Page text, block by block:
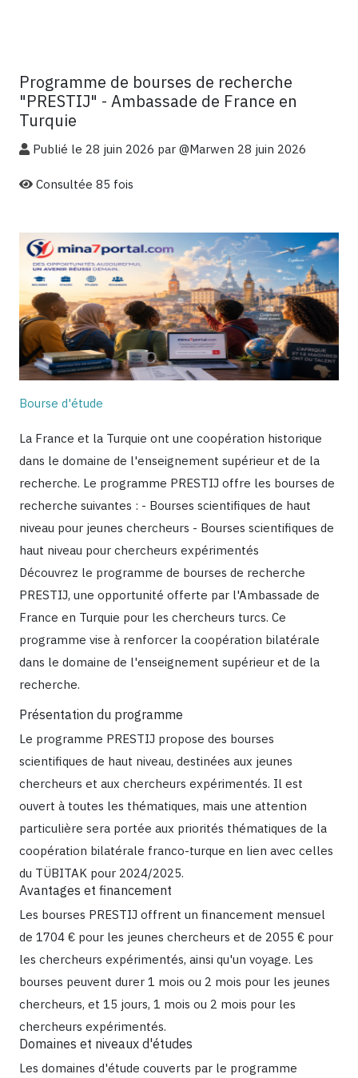
Programme de bourses de recherche
"PRESTIJ" - Ambassade de France en
Turquie
Publié le 28 juin 2026 par @Marwen 28 juin 2026
Consultée 85 fois
Bourse d'étude
La France et la Turquie ont une coopération historique
dans le domaine de l'enseignement supérieur et de la
recherche. Le programme PRESTIJ offre les bourses de
recherche suivantes : - Bourses scientifiques de haut
niveau pour jeunes chercheurs - Bourses scientifiques de
haut niveau pour chercheurs expérimentés
Découvrez le programme de bourses de recherche
PRESTIJ, une opportunité offerte par l'Ambassade de
France en Turquie pour les chercheurs turcs. Ce
programme vise à renforcer la coopération bilatérale
dans le domaine de l'enseignement supérieur et de la
recherche.
Présentation du programme
Le programme PRESTIJ propose des bourses
scientifiques de haut niveau, destinées aux jeunes
chercheurs et aux chercheurs expérimentés. Il est
ouvert à toutes les thématiques, mais une attention
particulière sera portée aux priorités thématiques de la
coopération bilatérale franco-turque en lien avec celles
du TÜBITAK pour 2024/2025.
Avantages et financement
Les bourses PRESTIJ offrent un financement mensuel
de 1704 € pour les jeunes chercheurs et de 2055 € pour
les chercheurs expérimentés, ainsi qu'un voyage. Les
bourses peuvent durer 1 mois ou 2 mois pour les jeunes
chercheurs, et 15 jours, 1 mois ou 2 mois pour les
chercheurs expérimentés.
Domaines et niveaux d'études
Les domaines d'étude couverts par le programme